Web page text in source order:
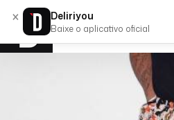
× Deliriyou
Baixe o aplicativo oficial